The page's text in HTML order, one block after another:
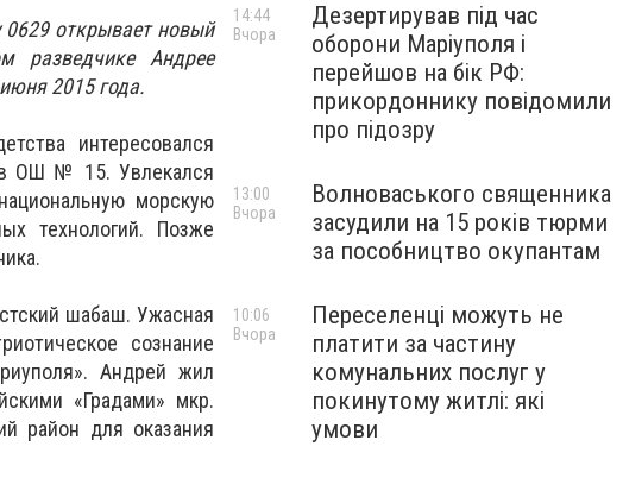
0629 открывает новый
разведчике Андрее
2015 года.
интересовался
в ОШ № 15. Увлекался
морскую
технологий. Позже
шабаш. Ужасная
сознание
Андрей жил
«Градами» мкр.
район для оказания
Дезертирував під час
оборони Маріуполя і
перейшов на бік РФ:
прикордоннику повідомили
про підозру
14:44
Вчора
Волноваського священника
засудили на 15 років тюрми
за пособництво окупантам
13:00
Вчора
Переселенці можуть не
платити за частину
комунальних послуг у
покинутому житлі: які
умови
10:06
Вчора